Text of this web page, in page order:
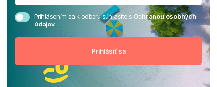
Prihlásením sa k odberu súhlasíte sOchranou osobných
údajov